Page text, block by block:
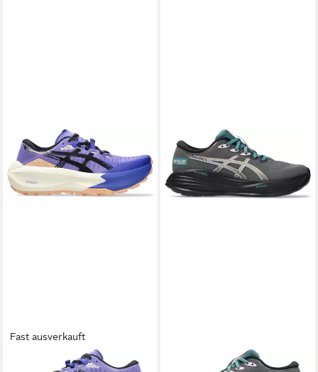
Fast ausverkauft